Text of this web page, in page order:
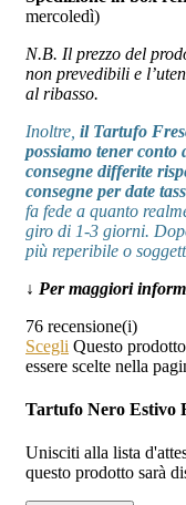
mercoledì)
N.B. Il prezzo del
non prevedibili e
al ribasso.
Inoltre, il Tartufo
possiamo tener conto
consegne differite
consegne per date
fa fede a quanto
giro di 1-3 giorni.
più reperibile o
↓ Per maggiori
76 recensione(i)
Scegli Questo
essere scelte nella
Tartufo Nero Estivo
Unisciti alla lista
questo prodotto sarà